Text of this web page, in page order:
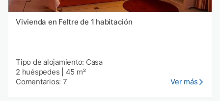
Vivienda en Feltre de 1 habitación
Tipo de alojamiento: Casa
2 huéspedes
45 m²
Comentarios: 7
Ver más